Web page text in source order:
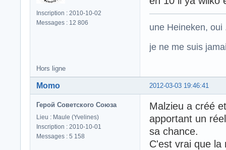
Inscription : 2010-10-02
Messages : 12 806
une Heineken,
je ne me suis
Hors ligne
2012-03-03 19:46:41
Momo
Герой Советского Союза
Lieu : Maule (Yvelines)
Inscription : 2010-10-01
Messages : 5 158
Malzieu a créé
apportant un
sa chance.
C'est vrai que la